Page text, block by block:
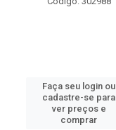
Faça seu login ou
cadastre-se para
ver preços e
comprar